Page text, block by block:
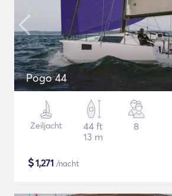
Pogo 44
Zeiljacht
44 ft
13 m
8
$1,271 /nacht